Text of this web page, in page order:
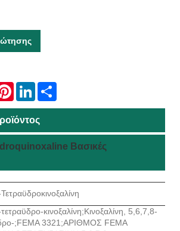
PinterestLinkedIn
Βασικές
κινοξαλίνη;Κινοξαλίνη, 5,6,7,8-
;FEMA 3321;ΑΡΙΘΜΟΣ FEMA